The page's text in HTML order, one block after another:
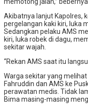
Akibatnya lanjut Kapolres,
pergelangan kaki kiri, luka
Sedangkan pelaku AMS
kiri, luka robek di dagu,
sekitar wajah.
“Rekan AMS saat itu
Warga sekitar yang
Fahruddin dan AMS ke
perawatan medis. Tidak
Bima masing-masing